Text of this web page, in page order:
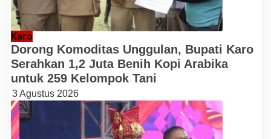
Karo
Dorong Komoditas Unggulan, Bupati Karo
Serahkan 1,2 Juta Benih Kopi Arabika
untuk 259 Kelompok Tani
3 Agustus 2026